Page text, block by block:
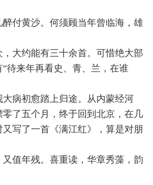
几醉付黄沙。何须顾当年曾临海，雄
众，大约能有三十余首。可惜绝大部
待来年再看史、青、兰，在谁
我大病初愈踏上归途。从内蒙经河
了五个月，终于回到北京，在几
写了一首《满江红》，算是对朋
，又值年残。喜重读，华章秀藻，韵